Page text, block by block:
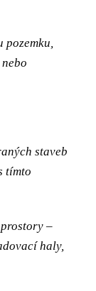
pozemku,
staveb
tímto
–
haly,